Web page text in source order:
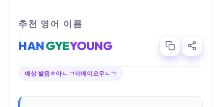
추천 영어 이름
HANGYEYOUNG
예상 발음ㅎ아ㄴ ㄱ이에이오우ㄴㄱ